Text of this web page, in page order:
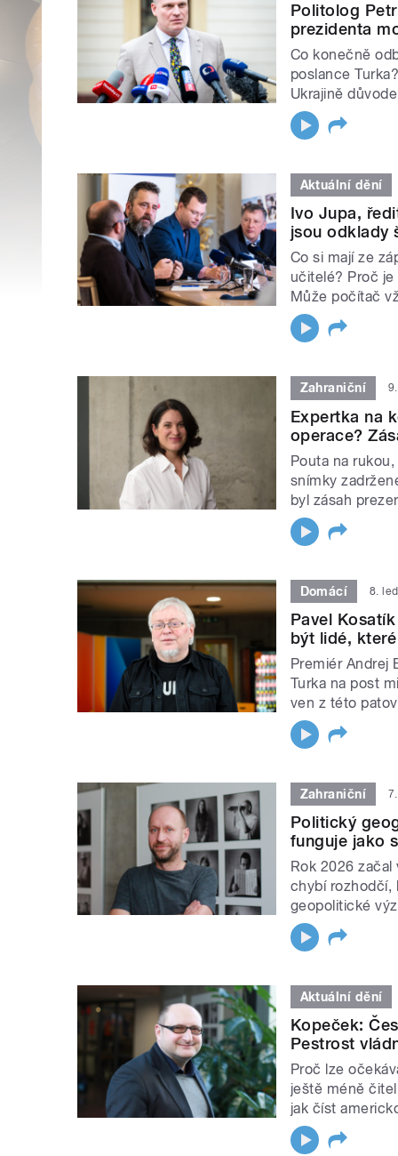
Politolog
prezidenta
Co konečně
poslance
Ukrajině
Aktuální dění
Ivo Jupa,
jsou odklady
Co si mají ze
učitelé? Proč
Může počítač
Zahraniční
Expertka na
operace?
Pouta na
snímky
byl zásah
Domácí 8.
Pavel
být lidé,
Premiér Andrej
Turka na post
ven z této
Zahraniční
Politický
funguje jako
Rok 2026
chybí rozhodčí,
geopolitické
Aktuální dění
Kopeček:
Pestrost
Proč lze
ještě méně
jak číst